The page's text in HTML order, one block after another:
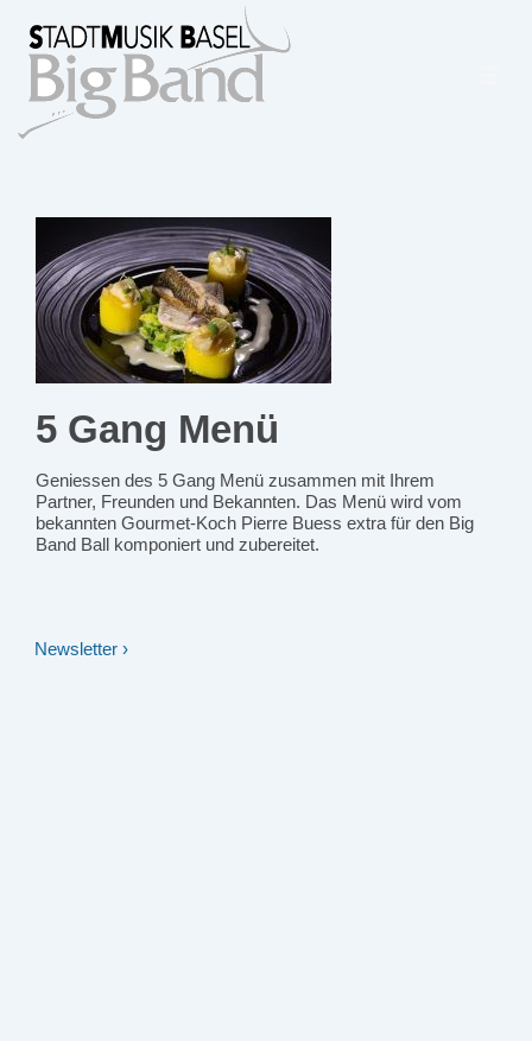
Zum
Inhalt
5 Gang Menü
Geniessen des 5 Gang Menü zusammen mit Ihrem
Partner, Freunden und Bekannten. Das Menü wird vom
bekannten Gourmet-Koch Pierre Buess extra für den Big
Band Ball komponiert und zubereitet.
Beitragsnavigation
Newsletter ›